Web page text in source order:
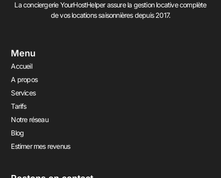
La conciergerie YourHostHelper assure la gestion locative complète
de vos locations saisonnières depuis 2017.
Menu
Accueil
A propos
Services
Tarifs
Notre réseau
Blog
Estimer mes revenus